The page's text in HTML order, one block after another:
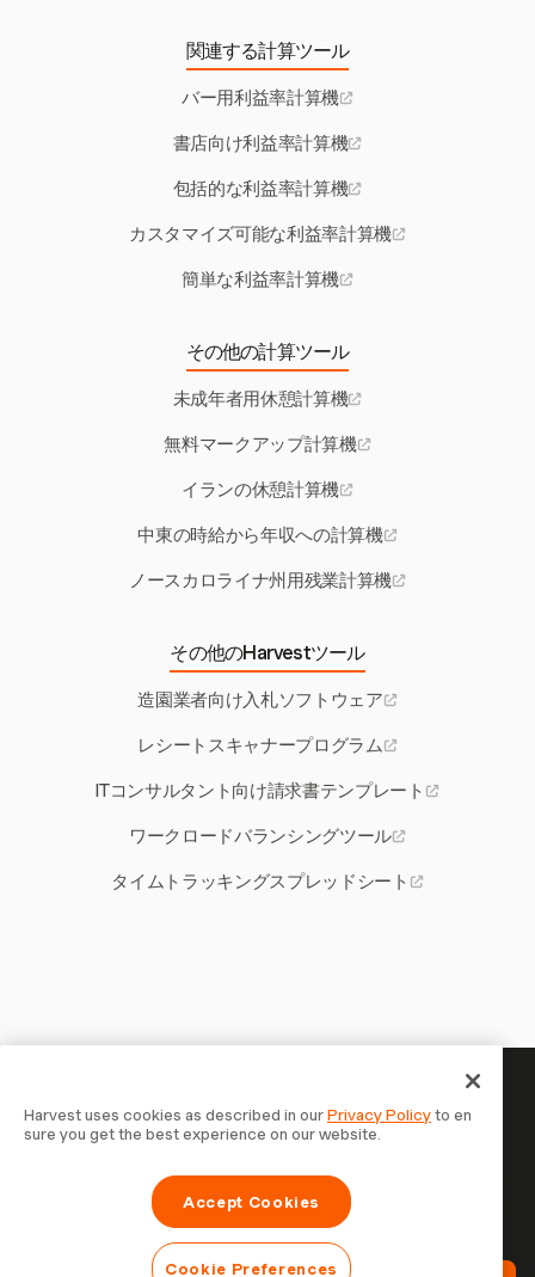
関連する計算ツール
バー用利益率計算機
書店向け利益率計算機
包括的な利益率計算機
カスタマイズ可能な利益率計算機
簡単な利益率計算機
その他の計算ツール
未成年者用休憩計算機
無料マークアップ計算機
イランの休憩計算機
中東の時給から年収への計算機
ノースカロライナ州用残業計算機
その他のHarvestツール
造園業者向け入札ソフトウェア
レシートスキャナープログラム
ITコンサルタント向け請求書テンプレート
ワークロードバランシングツール
タイムトラッキングスプレッドシート
あなたの時間には記録する価値
がある — 今すぐ始めましょう
Harvestで時間を記録し、クライアントに請求し、より速
く支払いを受ける70,000以上の企業に参加しましょう。無
Harvest uses cookies as described in ourPrivacy Policyto en
sure you get the best experience on our website.
Accept Cookies
Cookie Preferences